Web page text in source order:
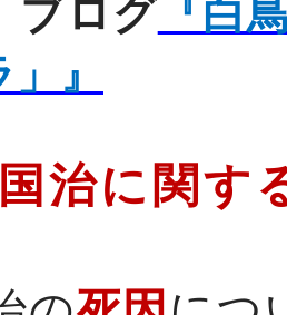
グ『白
』
国治に関